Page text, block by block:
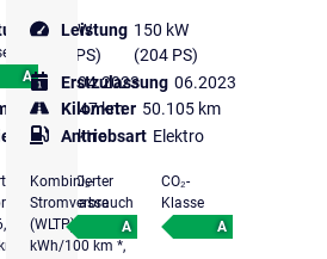
A
150 kW
(204 PS)
04.2023
48.347 km
Elektro
*,
CO₂-
Klasse
A
Leistung 150 kW
(204 PS)
Erstzulassung 06.2023
Kilometer 50.105 km
Antriebsart Elektro
Kombinierter
Stromverbrauch
(WLTP): 16,5
kWh/100 km *,
CO₂-
Klasse
A